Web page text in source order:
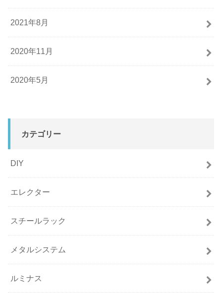
2021年8月
2020年11月
2020年5月
カテゴリー
DIY
エレクター
スチールラック
メタルシステム
ルミナス